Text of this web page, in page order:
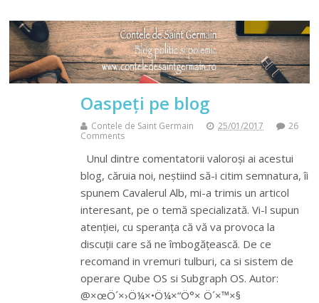
Oaspeți pe blog
Contele de Saint Germain 25/01/2017
26
Comments
Unul dintre comentatorii valoroși ai acestui
blog, căruia noi, neștiind să-i citim semnatura, îi
spunem Cavalerul Alb, mi-a trimis un articol
interesant, pe o temă specializată. Vi-l supun
atenției, cu speranța că vă va provoca la
discuții care să ne îmbogățească. De ce
recomand in vremuri tulburi, ca si sistem de
operare Qube OS si Subgraph OS. Autor:
@×œÖ´×›Ö¼×•Ö¼×“Ö°× Ö´×™×§